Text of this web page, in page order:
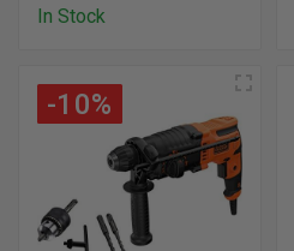
In Stock
-10%